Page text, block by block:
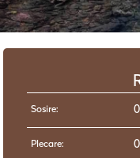
Sosire:
Plecare: